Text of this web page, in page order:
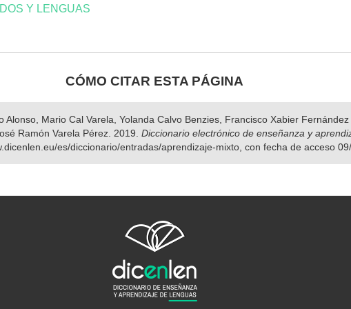
Y LENGUAS
CÓMO CITAR ESTA PÁGINA
Alonso, Mario Cal Varela, Yolanda Calvo Benzies, Francisco Xabier
Ramón Varela Pérez. 2019. Diccionario electrónico de enseñanza y
es/diccionario/entradas/aprendizaje-mixto, con fecha de acceso